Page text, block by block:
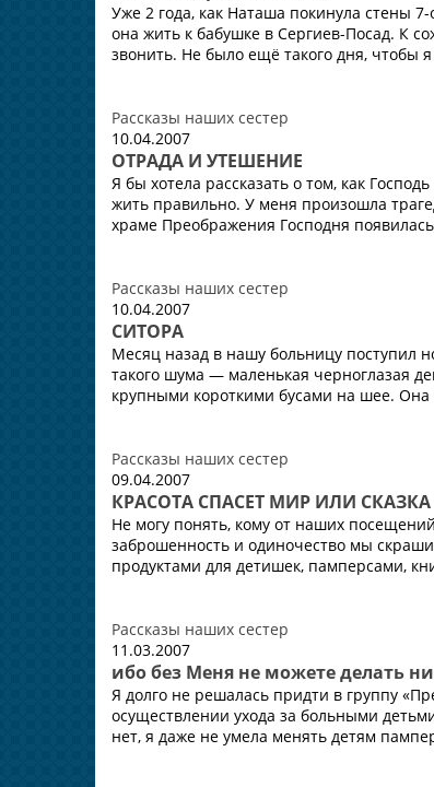
Уже 2 года, как Наташа покинула стены
она жить к бабушке в Сергиев-Посад. К
звонить. Не было ещё такого дня, чтобы
Рассказы наших сестер
10.04.2007
ОТРАДА И УТЕШЕНИЕ
Я бы хотела рассказать о том, как
жить правильно. У меня произошла
храме Преображения Господня
Рассказы наших сестер
10.04.2007
СИТОРА
Месяц назад в нашу больницу поступил
такого шума — маленькая черноглазая
крупными короткими бусами на шее. Она
Рассказы наших сестер
09.04.2007
КРАСОТА СПАСЕТ МИР ИЛИ
Не могу понять, кому от наших
заброшенность и одиночество мы
продуктами для детишек, памперсами,
Рассказы наших сестер
11.03.2007
ибо без Меня не можете делать
Я долго не решалась придти в группу
осуществлении ухода за больными
нет, я даже не умела менять детям